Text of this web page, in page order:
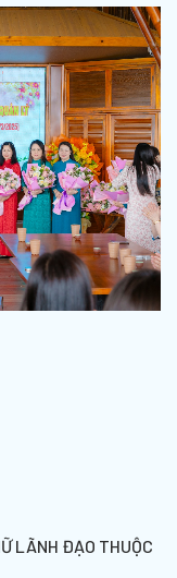
LÃNH ĐẠO THUỘC